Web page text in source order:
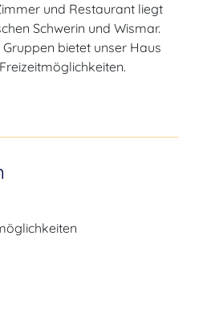
und Restaurant liegt
Schwerin und Wismar.
bietet unser Haus